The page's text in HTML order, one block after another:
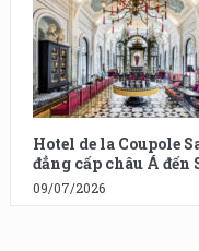
Hotel de la Coupole
đẳng cấp châu Á đến
09/07/2026